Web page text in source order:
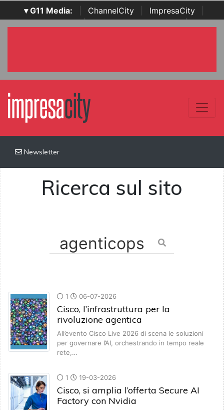
▾ G11 Media: ChannelCity ImpresaCity
SecurityOpenLab | Italian Channel Awards | Italian
Newsletter
Ricerca sul sito
1 06-07-2026
Cisco, l’infrastruttura per la
rivoluzione agentica
All’evento Cisco Live 2026 di scena le soluzioni
per governare l’AI, orchestrando in tempo reale
rete,…
1 19-03-2026
Cisco, si amplia l’offerta Secure AI
Factory con Nvidia